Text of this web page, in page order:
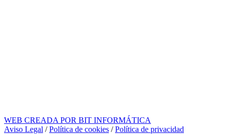
WEB CREADA POR BIT INFORMÁTICA
Aviso Legal /Política de cookies /Política de privacidad